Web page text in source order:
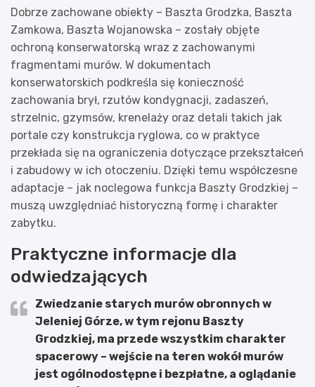
Dobrze zachowane obiekty – Baszta Grodzka, Baszta
Zamkowa, Baszta Wojanowska – zostały objęte
ochroną konserwatorską wraz z zachowanymi
fragmentami murów. W dokumentach
konserwatorskich podkreśla się konieczność
zachowania brył, rzutów kondygnacji, zadaszeń,
strzelnic, gzymsów, krenelaży oraz detali takich jak
portale czy konstrukcja ryglowa, co w praktyce
przekłada się na ograniczenia dotyczące przekształceń
i zabudowy w ich otoczeniu. Dzięki temu współczesne
adaptacje – jak noclegowa funkcja Baszty Grodzkiej –
muszą uwzględniać historyczną formę i charakter
zabytku.
Praktyczne informacje dla
odwiedzających
Zwiedzanie starych murów obronnych w
Jeleniej Górze, w tym rejonu Baszty
Grodzkiej, ma przede wszystkim charakter
spacerowy – wejście na teren wokół murów
jest ogólnodostępne i bezpłatne, a oglądanie